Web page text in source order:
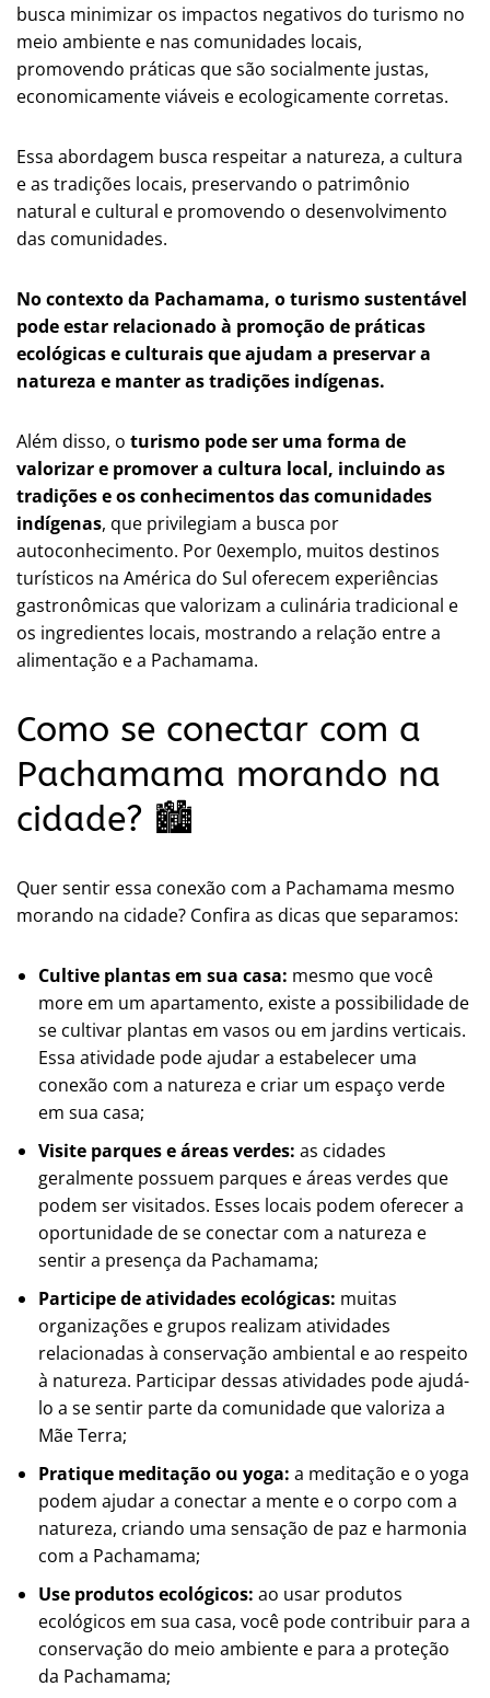
busca minimizar os impactos negativos do turismo no
meio ambiente e nas comunidades locais,
promovendo práticas que são socialmente justas,
economicamente viáveis e ecologicamente corretas.
Essa abordagem busca respeitar a natureza, a cultura
e as tradições locais, preservando o patrimônio
natural e cultural e promovendo o desenvolvimento
das comunidades.
No contexto da Pachamama, o turismo sustentável
pode estar relacionado à promoção de práticas
ecológicas e culturais que ajudam a preservar a
natureza e manter as tradições indígenas.
Além disso, o turismo pode ser uma forma de
valorizar e promover a cultura local, incluindo as
tradições e os conhecimentos das comunidades
indígenas, que privilegiam a busca por
autoconhecimento. Por 0exemplo, muitos destinos
turísticos na América do Sul oferecem experiências
gastronômicas que valorizam a culinária tradicional e
os ingredientes locais, mostrando a relação entre a
alimentação e a Pachamama.
Como se conectar com a
Pachamama morando na
cidade? 🏙️
Quer sentir essa conexão com a Pachamama mesmo
morando na cidade? Confira as dicas que separamos:
Cultive plantas em sua casa: mesmo que você
more em um apartamento, existe a possibilidade de
se cultivar plantas em vasos ou em jardins verticais.
Essa atividade pode ajudar a estabelecer uma
conexão com a natureza e criar um espaço verde
em sua casa;
Visite parques e áreas verdes: as cidades
geralmente possuem parques e áreas verdes que
podem ser visitados. Esses locais podem oferecer a
oportunidade de se conectar com a natureza e
sentir a presença da Pachamama;
Participe de atividades ecológicas: muitas
organizações e grupos realizam atividades
relacionadas à conservação ambiental e ao respeito
à natureza. Participar dessas atividades pode ajudá-
lo a se sentir parte da comunidade que valoriza a
Mãe Terra;
Pratique meditação ou yoga: a meditação e o yoga
podem ajudar a conectar a mente e o corpo com a
natureza, criando uma sensação de paz e harmonia
com a Pachamama;
Use produtos ecológicos: ao usar produtos
ecológicos em sua casa, você pode contribuir para a
conservação do meio ambiente e para a proteção
da Pachamama;